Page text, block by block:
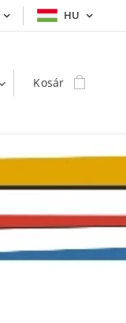
HU
Kosár